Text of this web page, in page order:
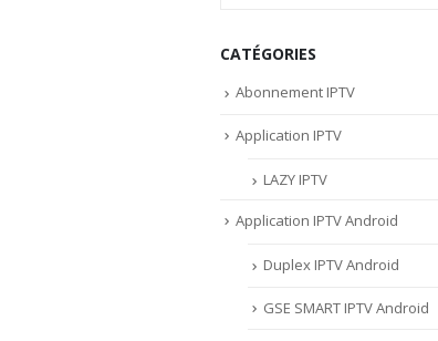
CATÉGORIES
Abonnement IPTV
Application IPTV
LAZY IPTV
Application IPTV Android
Duplex IPTV Android
GSE SMART IPTV Android